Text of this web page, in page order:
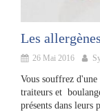
Les
26 Mai 2016
Vous souffrez
traiteurs et
présents dans leurs